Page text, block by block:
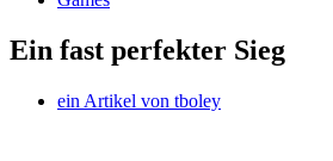
Ein fast perfekter Sieg
ein Artikel von tboley